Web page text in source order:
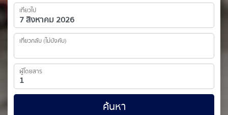
เที่ยวไป
เที่ยวกลับ (ไม่บังคับ)
ผู้โดยสาร
ค้นหา